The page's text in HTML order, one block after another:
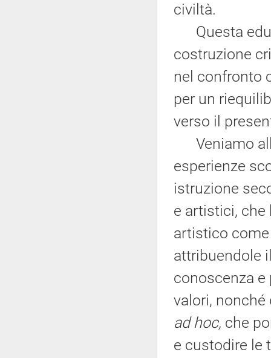
civiltà.
Questa
costruzione
nel confronto
per un
verso il
Veniamo
esperienze
istruzione
e artistici, che
artistico
attribuendole
conoscenza e
valori,
ad hoc, che
e custodire le